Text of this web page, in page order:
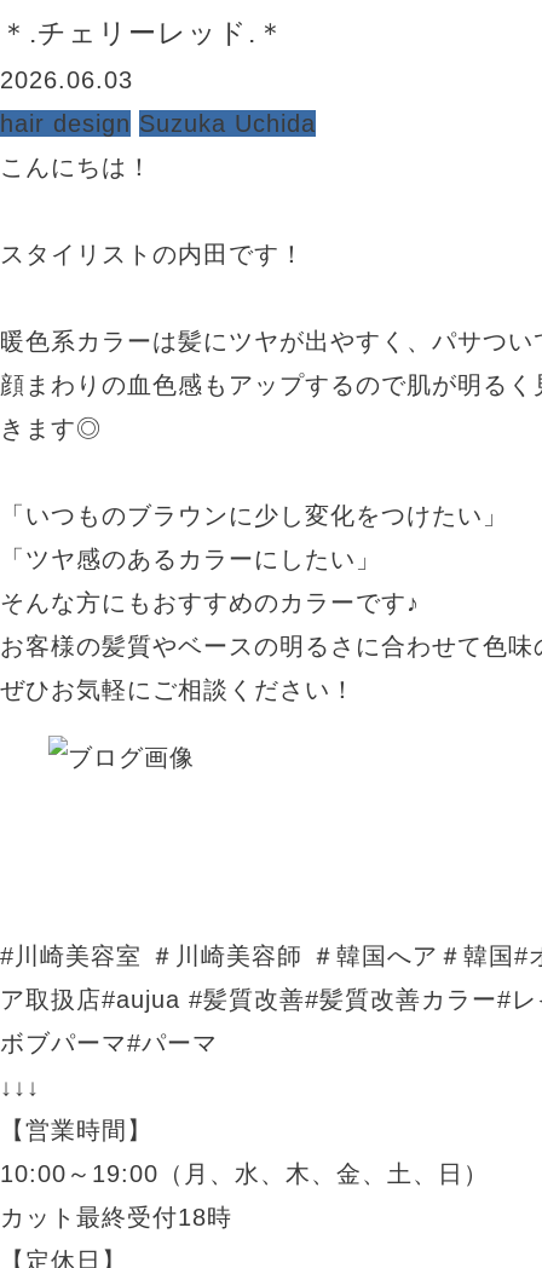
＊.チェリーレッド.＊
2026.06.03
hair design Suzuka Uchida
こんにちは！
スタイリストの内田です！
暖色系カラーは髪にツヤが出やすく、パサつい
顔まわりの血色感もアップするので肌が明る
きます◎
「いつものブラウンに少し変化をつけたい」
「ツヤ感のあるカラーにしたい」
そんな方にもおすすめのカラーです♪
お客様の髪質やベースの明るさに合わせて色
ぜひお気軽にご相談ください！
#川崎美容室 ＃川崎美容師 ＃韓国へア＃韓国#
ア取扱店#aujua #髪質改善#髪質改善カラー#
ボブパーマ#パーマ
↓↓↓
【営業時間】
10:00～19:00（月、水、木、金、土、日）
カット最終受付18時
【定休日】